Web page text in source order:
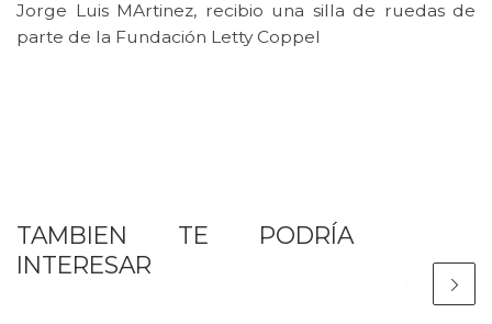
Jorge Luis MArtinez, recibio una silla de ruedas de
parte de la Fundación Letty Coppel
TAMBIEN TE PODRÍA
INTERESAR